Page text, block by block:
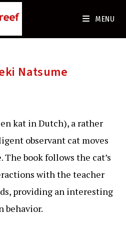
MENU
Natsume
kat in Dutch), a rather
observant cat moves
The book follows the cat’s
with the teacher
providing an interesting
behavior.